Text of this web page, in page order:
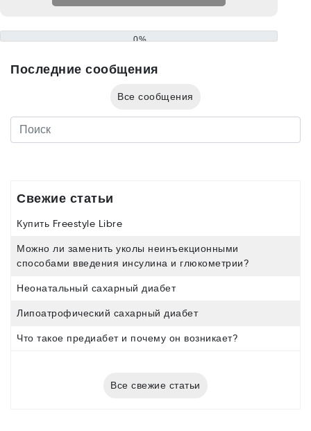
0%
Последние сообщения
Все сообщения
Свежие статьи
Купить Freestyle Libre
Можно ли заменить уколы неинъекционными
способами введения инсулина и глюкометрии?
Неонатальный сахарный диабет
Липоатрофический сахарный диабет
Что такое предиабет и почему он возникает?
Все свежие статьи